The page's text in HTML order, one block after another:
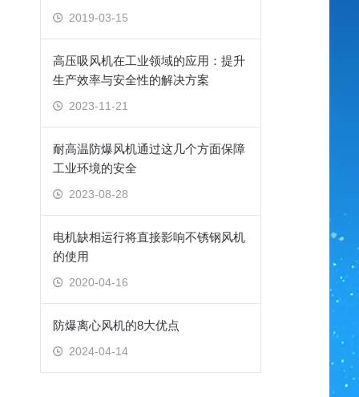
2019-03-15
高压吸风机在工业领域的应用：提升
生产效率与安全性的解决方案
2023-11-21
耐高温防爆风机通过这几个方面保障
工业环境的安全
2023-08-28
电机缺相运行将直接影响不锈钢风机
的使用
2020-04-16
防爆离心风机的8大优点
2024-04-14